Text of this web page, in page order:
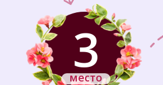
3
место